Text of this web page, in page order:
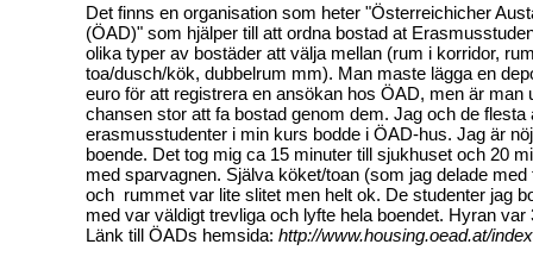
Det finns en organisation som heter "Österreichicher
(ÖAD)" som hjälper till att ordna bostad at
olika typer av bostäder att välja mellan (rum i korridor,
toa/dusch/kök, dubbelrum mm). Man maste lägga en
euro för att registrera en ansökan hos ÖAD, men är man
chansen stor att fa bostad genom dem. Jag och de flesta
erasmusstudenter i min kurs bodde i ÖAD-hus. Jag är
boende. Det tog mig ca 15 minuter till sjukhuset och 20
med sparvagnen. Själva köket/toan (som jag delade med
och rummet var lite slitet men helt ok. De studenter jag
med var väldigt trevliga och lyfte hela boendet. Hyran var
Länk till ÖADs hemsida: http://www.housing.oead.at/